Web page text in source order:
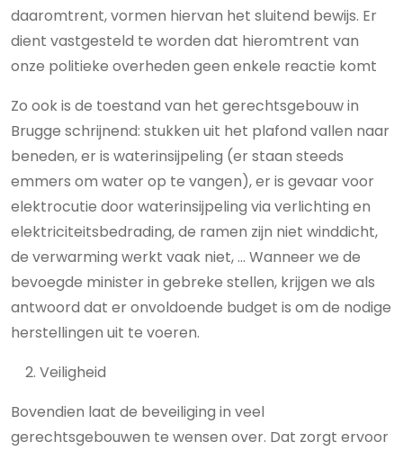
daaromtrent, vormen hiervan het sluitend bewijs. Er
dient vastgesteld te worden dat hieromtrent van
onze politieke overheden geen enkele reactie komt
Zo ook is de toestand van het gerechtsgebouw in
Brugge schrijnend: stukken uit het plafond vallen naar
beneden, er is waterinsijpeling (er staan steeds
emmers om water op te vangen), er is gevaar voor
elektrocutie door waterinsijpeling via verlichting en
elektriciteitsbedrading, de ramen zijn niet winddicht,
de verwarming werkt vaak niet, … Wanneer we de
bevoegde minister in gebreke stellen, krijgen we als
antwoord dat er onvoldoende budget is om de nodige
herstellingen uit te voeren.
Veiligheid
Bovendien laat de beveiliging in veel
gerechtsgebouwen te wensen over. Dat zorgt ervoor